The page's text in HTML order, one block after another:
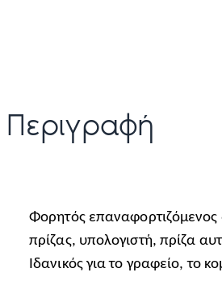
Περιγραφή
Φορητός επαναφορτιζόμενος
πρίζας, υπολογιστή, πρίζα
Ιδανικός για το γραφείο, το